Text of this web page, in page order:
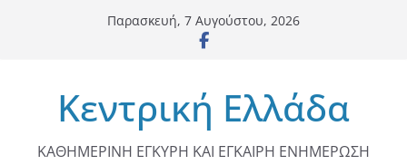
Παρασκευή, 7 Αυγούστου, 2026
Κεντρική Ελλάδα
ΚΑΘΗΜΕΡΙΝΗ ΕΓΚΥΡΗ ΚΑΙ ΕΓΚΑΙΡΗ ΕΝΗΜΕΡΩΣΗ